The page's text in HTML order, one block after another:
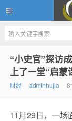
头条中国网
“小史官”探访
上了一堂“启蒙
财经 adminhujia 8
11月29日，一场